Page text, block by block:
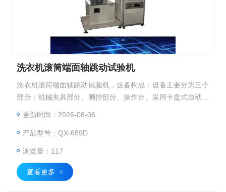
洗衣机滚筒端面轴跳动试验机
洗衣机滚筒端面轴跳动试验机，设备构成：设备主要分为三个
部分：机械夹具部分、测控部分、操作台。采用卡盘式自动快
判定值等。实时显示功能：位移、转速数据采集，2D波形数
醒系统，可自动
更新时间：2026-06-06
产品型号：QX-689D
浏览量：117
查看更多 +